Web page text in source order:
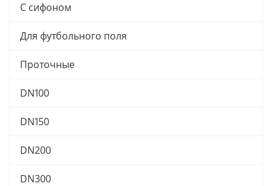
С сифоном
Для футбольного поля
Проточные
DN100
DN150
DN200
DN300